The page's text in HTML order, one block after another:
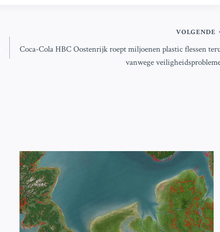
VOLGENDE
Coca-Cola HBC Oostenrijk roept miljoenen plastic flessen
vanwege